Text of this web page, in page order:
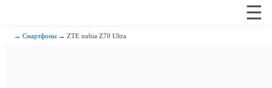
☰
→Смартфоны → ZTE nubia Z70 Ultra